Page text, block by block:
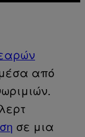
από
σε μια